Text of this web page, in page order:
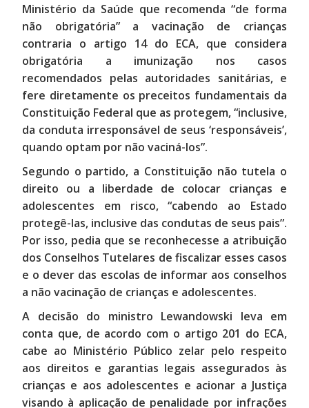
Ministério da Saúde que recomenda “de forma
não obrigatória” a vacinação de crianças
contraria o artigo 14 do ECA, que considera
obrigatória a imunização nos casos
recomendados pelas autoridades sanitárias, e
fere diretamente os preceitos fundamentais da
Constituição Federal que as protegem, “inclusive,
da conduta irresponsável de seus ‘responsáveis’,
quando optam por não vaciná-los”.
Segundo o partido, a Constituição não tutela o
direito ou a liberdade de colocar crianças e
adolescentes em risco, “cabendo ao Estado
protegê-las, inclusive das condutas de seus pais”.
Por isso, pedia que se reconhecesse a atribuição
dos Conselhos Tutelares de fiscalizar esses casos
e o dever das escolas de informar aos conselhos
a não vacinação de crianças e adolescentes.
A decisão do ministro Lewandowski leva em
conta que, de acordo com o artigo 201 do ECA,
cabe ao Ministério Público zelar pelo respeito
aos direitos e garantias legais assegurados às
crianças e aos adolescentes e acionar a Justiça
visando à aplicação de penalidade por infrações